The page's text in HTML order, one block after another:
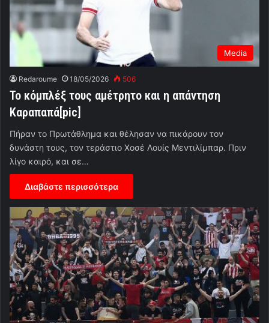
Media
Redaroume 18/05/2026 506
To κόμπλέξ τους αμέτρητο και η απάντηση
Καραπαπά[pic]
Πήραν το Πρωτάθλημα και θέλησαν να πικάρουν τον
δυνάστη τους, τον τεράστιο Χοσέ Λουίς Μεντιλίμπαρ. Πριν
λίγο καιρό, και σε…
Διαβάστε περισσότερα